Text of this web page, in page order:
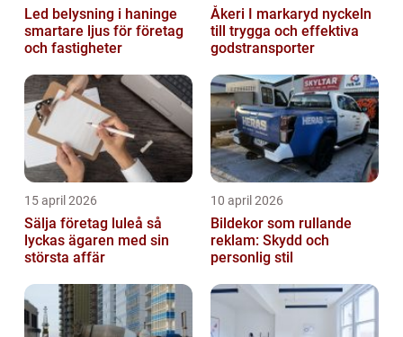
Led belysning i haninge
smartare ljus för företag
och fastigheter
Åkeri I markaryd nyckeln
till trygga och effektiva
godstransporter
15 april 2026
Sälja företag luleå så
lyckas ägaren med sin
största affär
10 april 2026
Bildekor som rullande
reklam: Skydd och
personlig stil